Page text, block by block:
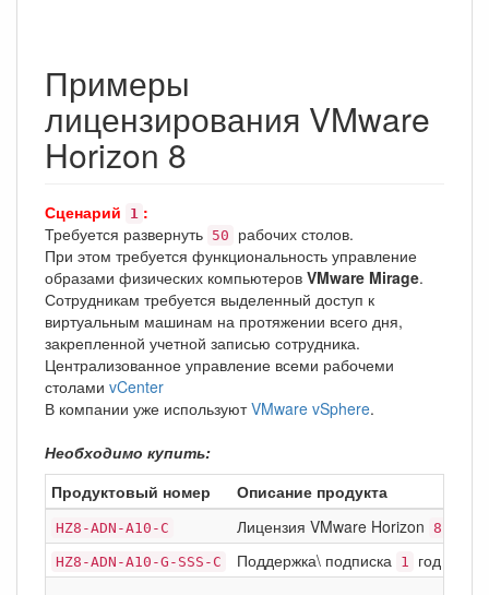
Примеры
лицензирования VMware
Horizon 8
Сценарий 1 :
Требуется развернуть 50
рабочих столов.
При этом требуется функциональность управление
образами физических компьютеров VMware Mirage.
Сотрудникам требуется выделенный доступ к
виртуальным машинам на протяжении всего дня,
закрепленной учетной записью сотрудника.
Централизованное управление всеми рабочеми
столами vCenter
В компании уже используютVMware vSphere.
Необходимо купить:
Продуктовый номер
Описание продукта
HZ8-ADN-A10-C Лицензия VMware Horizon 8
HZ8-ADN-A10-G-SSS-C Поддержка\ подписка 1 год